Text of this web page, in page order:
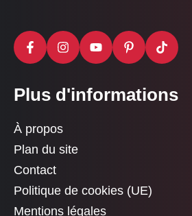
Plus d'informations
À propos
Plan du site
Contact
Politique de cookies (UE)
Mentions légales